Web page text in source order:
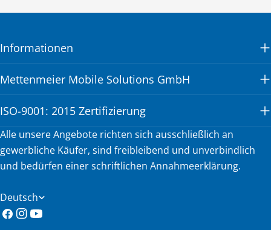
Informationen
Mettenmeier Mobile Solutions GmbH
ISO-9001: 2015 Zertifizierung
Alle unsere Angebote richten sich ausschließlich an
gewerbliche Käufer, sind freibleibend und unverbindlich
und bedürfen einer schriftlichen Annahmeerklärung.
S
p
Deutsch
Facebook
Instagram
YouTube